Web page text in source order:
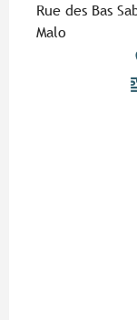
Rue des Bas
Malo